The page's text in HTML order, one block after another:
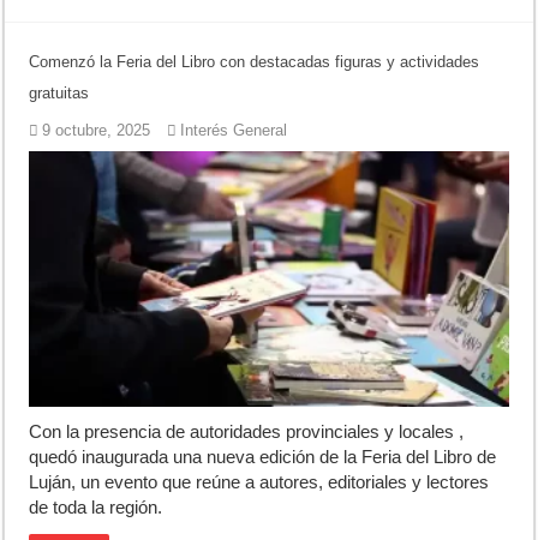
Comenzó la Feria del Libro con destacadas figuras y actividades
gratuitas
9 octubre, 2025 Interés General
Con la presencia de autoridades provinciales y locales ,
quedó inaugurada una nueva edición de la Feria del Libro de
Luján, un evento que reúne a autores, editoriales y lectores
de toda la región.